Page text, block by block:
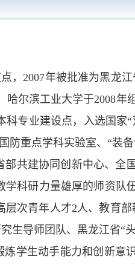
，2007年被批准为黑龙
尔滨工业大学于2008年
专业建设点，入选国家
防重点学科实验室、“装
共建协同创新中心、全
科研力量雄厚的师资队
次青年人才2人、教育
导师团队、黑龙江省“头
学生动手能力和创新意